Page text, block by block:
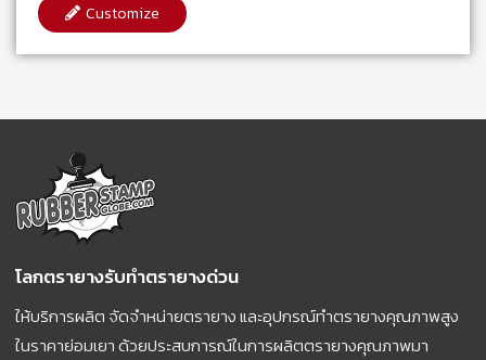
Customize
โลกตรายางรับทำตรายางด่วน
ให้บริการผลิต จัดจำหน่ายตรายาง และอุปกรณ์ทำตรายางคุณภาพสูง
ในราคาย่อมเยา ด้วยประสบการณ์ในการผลิตตรายางคุณภาพมา